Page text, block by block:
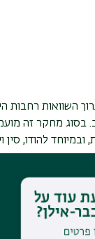
השוואות רחבות
בסוג מחקר זה
להודו, סין